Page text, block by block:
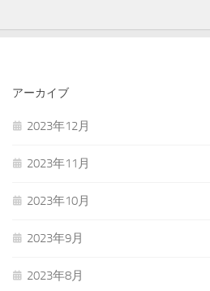
アーカイブ
2023年12月
2023年11月
2023年10月
2023年9月
2023年8月